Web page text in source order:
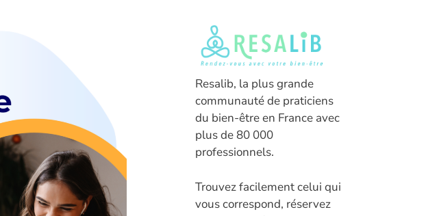
Resalib, la plus grande
communauté de praticiens
du bien-être en France avec
plus de 80 000
professionnels.
Trouvez facilement celui qui
vous correspond, réservez